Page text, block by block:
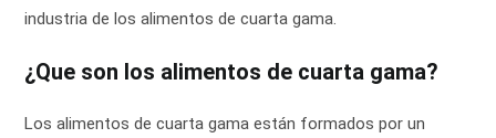
industria de los alimentos de cuarta gama.
¿Que son los alimentos de cuarta gama?
Los alimentos de cuarta gama están formados por un